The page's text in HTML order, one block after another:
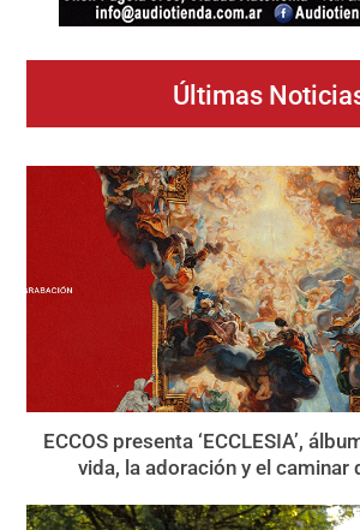
Últimas
ECCOS presenta ‘ECCLESIA’,
vida, la adoración y el caminar